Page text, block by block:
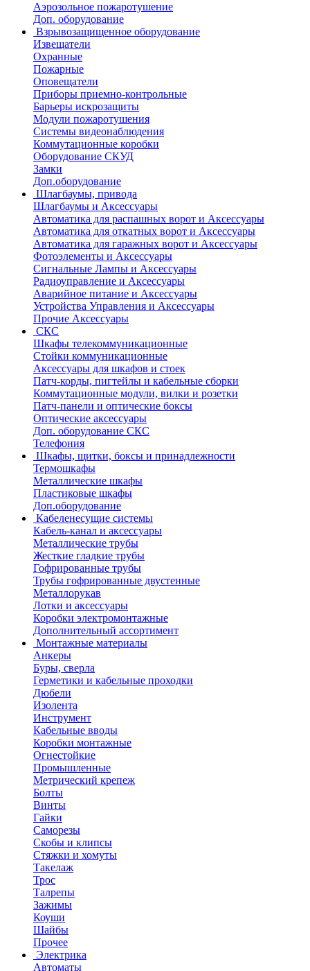
Аэрозольное пожаротушение
Доп. оборудование
Взрывозащищенное оборудование
Извещатели
Охранные
Пожарные
Оповещатели
Приборы приемно-контрольные
Барьеры искрозащиты
Модули пожаротушения
Системы видеонаблюдения
Коммутационные коробки
Оборудование СКУД
Замки
Доп.оборудование
Шлагбаумы, привода
Шлагбаумы и Аксессуары
Автоматика для распашных ворот и Аксессуары
Автоматика для откатных ворот и Аксессуары
Автоматика для гаражных ворот и Аксессуары
Фотоэлементы и Аксессуары
Сигнальные Лампы и Аксессуары
Радиоуправление и Аксессуары
Аварийное питание и Аксессуары
Устройства Управления и Аксессуары
Прочие Аксессуары
СКС
Шкафы телекоммуникационные
Стойки коммуникационные
Аксессуары для шкафов и стоек
Патч-корды, пигтейлы и кабельные сборки
Коммутационные модули, вилки и розетки
Патч-панели и оптические боксы
Оптические аксессуары
Доп. оборудование СКС
Телефония
Шкафы, щитки, боксы и принадлежности
Термошкафы
Металлические шкафы
Пластиковые шкафы
Доп.оборудование
Кабеленесущие системы
Кабель-канал и аксессуары
Металлические трубы
Жесткие гладкие трубы
Гофрированные трубы
Трубы гофрированные двустенные
Металлорукав
Лотки и аксессуары
Коробки электромонтажные
Дополнительный ассортимент
Монтажные материалы
Анкеры
Буры, сверла
Герметики и кабельные проходки
Дюбели
Изолента
Инструмент
Кабельные вводы
Коробки монтажные
Огнестойкие
Промышленные
Метрический крепеж
Болты
Винты
Гайки
Саморезы
Скобы и клипсы
Стяжки и хомуты
Такелаж
Трос
Талрепы
Зажимы
Коуши
Шайбы
Прочее
Электрика
Автоматы